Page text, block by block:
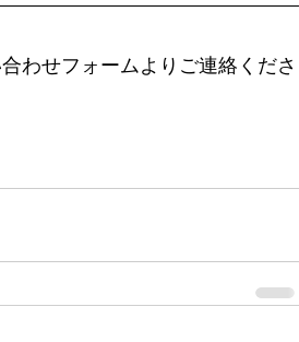
わせフォームよりご連絡くださ